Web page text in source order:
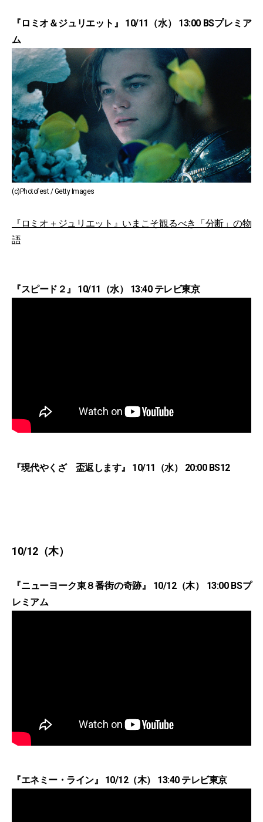
『ロミオ＆ジュリエット』 10/11（水） 13:00 BSプレミア
ム
(c)Photofest / Getty Images
『ロミオ＋ジュリエット』いまこそ観るべき「分断」の物
語
『スピード２』 10/11（水） 13:40 テレビ東京
『現代やくざ 盃返します』 10/11（水） 20:00 BS12
10/12（木）
『ニューヨーク東８番街の奇跡』 10/12（木） 13:00 BSプ
レミアム
『エネミー・ライン』 10/12（木） 13:40 テレビ東京